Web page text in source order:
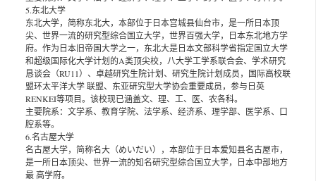
5.东北大学
东北大学，简称东北大，本部位于日本宫城县仙台市，是一所日本顶
尖、世界一流的研究型综合国立大学，世界百强大学，日本东北地方学
府。作为日本旧帝国大学之一，东北大是日本文部科学省指定国立大学
和超级国际化大学计划的A类顶尖校，八大学工学系联合会、学术研究
恳谈会（RU11）、卓越研究生院计划、研究生院计划成员，国际高校联
盟环太平洋大学 联盟、东亚研究型大学协会重要成员，参与日英
RENKEI等项目。该校现已涵盖文、理、工、医、农各科。
主要院系：文学系、教育学院、法学系、经济系、理学部、医学系、口
腔系等。
6.名古屋大学
名古屋大学，简称名大（めいだい），本部位于日本爱知县名古屋市，
是一所日本顶尖、世界一流的知名研究型综合国立大学，日本中部地方
最 高学府。